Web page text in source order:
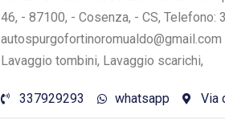
46, - 87100, - Cosenza, - CS, Telefono:
Lavaggio tombini, Lavaggio scarichi,
337929293 whatsapp Via